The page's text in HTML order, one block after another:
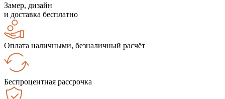
Замер, дизайн
и доставка бесплатно
Оплата наличными, безналичный расчёт
Беспроцентная рассрочка